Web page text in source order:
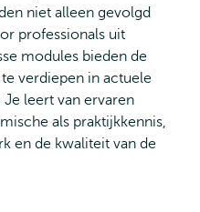
niet alleen gevolgd
professionals uit
modules bieden de
verdiepen in actuele
Je leert van ervaren
als praktijkkennis,
en de kwaliteit van de